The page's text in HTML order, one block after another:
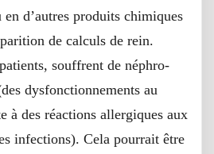
d’autres produits chimiques
de calculs de rein.
souffrent de néphro-
des dysfonctionnements au
à des réactions allergiques aux
infections). Cela pourrait être